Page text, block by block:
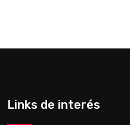
Links de interés